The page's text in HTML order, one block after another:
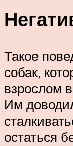
Такое
собак,
взрослом
Им
остаться